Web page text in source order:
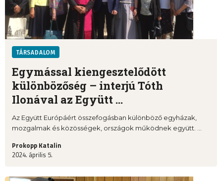
TÁRSADALOM
Egymással kiengesztelődött
különbözőség – interjú Tóth
Ilonával az Együtt ...
Az Együtt Európáért összefogásban különböző egyházak,
mozgalmak és közösségek, országok működnek együtt. ...
Prokopp Katalin
2024. április 5.